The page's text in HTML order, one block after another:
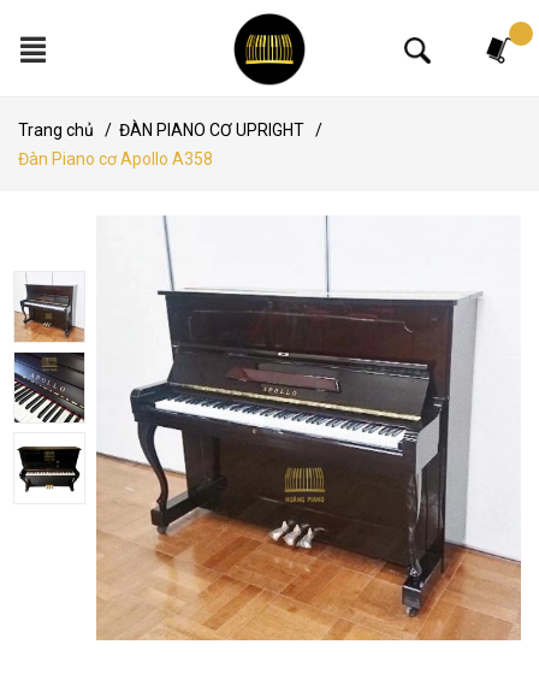
Trang chủ / ĐÀN PIANO CƠ UPRIGHT /
Đàn Piano cơ Apollo A358